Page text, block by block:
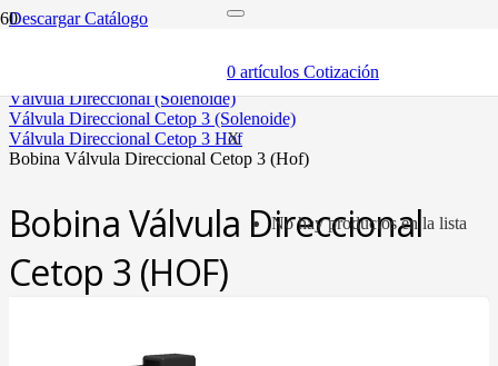
0 artículos Cotización
X
No hay productos en la lista
Descargar Catálogo
válvula direccional (solenoide)
válvula direccional cetop 3 (solenoide)
válvula direccional cetop 3 hof
bobina válvula direccional cetop 3 (hof)
Bobina Válvula Direccional
Cetop 3 (HOF)